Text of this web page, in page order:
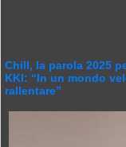
Chill, la parola 2025
KKI: “In un mondo
rallentare”